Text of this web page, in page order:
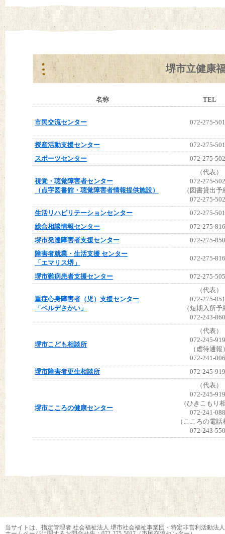
堺市立健康
名称 TEL
市民交流センター 072-275-
授産活動支援センター
072-275-
スポーツセンター
072-275-
視覚・聴覚障害者センター
（点字図書館・聴覚障害者情報提供施設）
（代表）
072-275-
（図書貸出予
072-275-
生活リハビリテーションセンター
072-275-
総合相談情報センター
072-275-
堺市発達障害者支援センター
072-275-
障害者就業・生活支援 センター
「エマリス堺」
072-275-
堺市難病患者支援センター 072-275-
重症心身障害者（児）支援センター
「ベルデさかい」
（代表）
072-275-
（短期入所予
072-243-
堺市こども相談所
（代表）
072-245-
（虐待通報
072-241-
堺市障害者更生相談所
072-245-
堺市こころの健康センター
（代表）
072-245-
（ひきこもり
072-241-
（こころの電
072-243-
当サイトは、指定管理者 社会福祉法人 堺市社会福祉事業団・特定非営利活動